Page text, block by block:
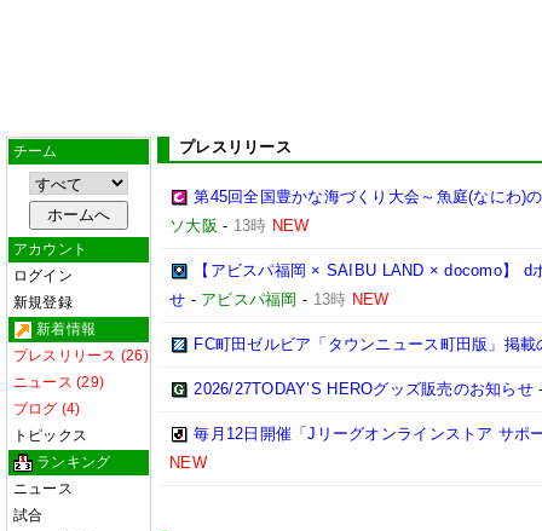
チーム
アカウント
ログイン
新規登録
新着情報
プレスリリース (26)
ニュース (29)
ブログ (4)
トピックス
ランキング
ニュース
試合
プレスリリース
第45回全国豊かな海づくり大会～魚庭(なにわ)
ソ大阪 - 13時 NEW
【アビスパ福岡 × SAIBU LAND × docomo】
せ - アビスパ福岡 - 13時 NEW
FC町田ゼルビア「タウンニュース町田版」掲載
2026/27TODAY’S HEROグッズ販売のお知らせ
毎月12日開催「Jリーグオンラインストア サポ
NEW